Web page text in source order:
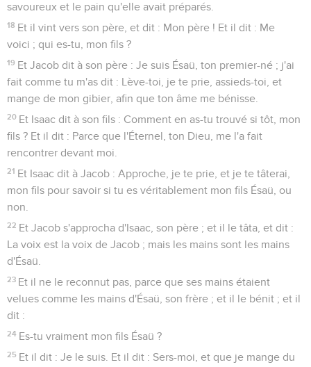
savoureux et le pain qu'elle avait préparés.
18 Et il vint vers son père, et dit : Mon père ! Et il dit : Me
voici ; qui es-tu, mon fils ?
19 Et Jacob dit à son père : Je suis Ésaü, ton premier-né ; j'ai
fait comme tu m'as dit : Lève-toi, je te prie, assieds-toi, et
mange de mon gibier, afin que ton âme me bénisse.
20 Et Isaac dit à son fils : Comment en as-tu trouvé si tôt, mon
fils ? Et il dit : Parce que l'Éternel, ton Dieu, me l'a fait
rencontrer devant moi.
21 Et Isaac dit à Jacob : Approche, je te prie, et je te tâterai,
mon fils pour savoir si tu es véritablement mon fils Ésaü, ou
non.
22 Et Jacob s'approcha d'Isaac, son père ; et il le tâta, et dit :
La voix est la voix de Jacob ; mais les mains sont les mains
d'Ésaü.
23 Et il ne le reconnut pas, parce que ses mains étaient
velues comme les mains d'Ésaü, son frère ; et il le bénit ; et il
dit :
24 Es-tu vraiment mon fils Ésaü ?
25 Et il dit : Je le suis. Et il dit : Sers-moi, et que je mange du